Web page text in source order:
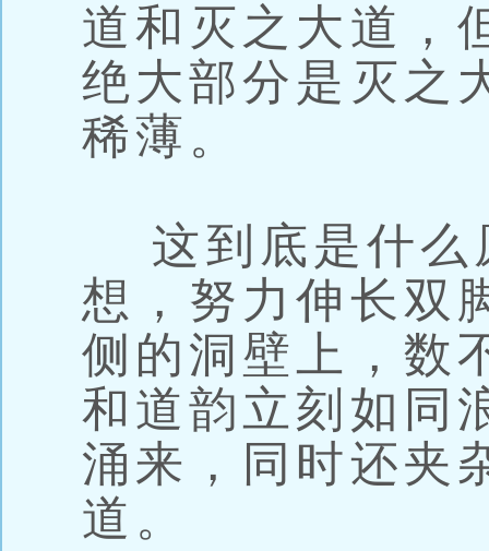
道和灭之大道，
绝大部分是灭之
稀薄。
这到底是什么
想，努力伸长双
侧的洞壁上，数
和道韵立刻如同
涌来，同时还夹
道。